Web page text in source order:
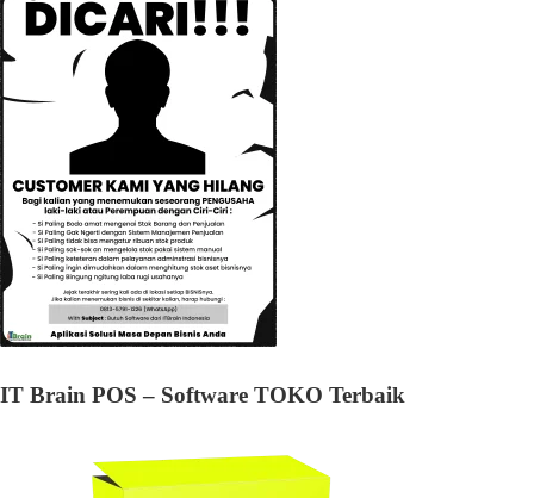
IT Brain POS – Software TOKO Terbaik